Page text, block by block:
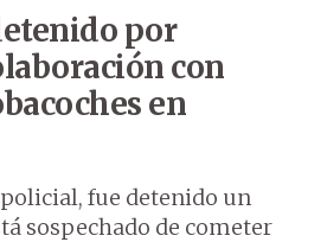
por
con
en
fue detenido un
sospechado de cometer